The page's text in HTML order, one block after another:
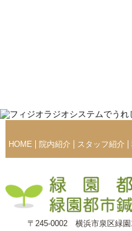
HOME 院内紹介 スタッフ紹介
〒245-0002 横浜市泉区緑園